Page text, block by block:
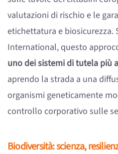
valutazioni di rischio e le
etichettatura e biosicurezza.
International, questo
uno dei sistemi di tutela più
aprendo la strada a una
organismi geneticamente
controllo corporativo sulle
Biodiversità: scienza,